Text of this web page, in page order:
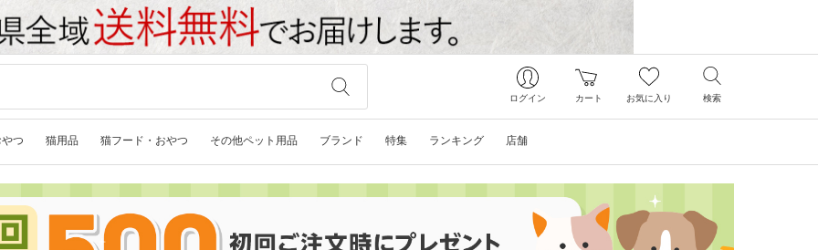
ログイン カート お気に入り 検索
つ 猫用品 猫フード・おやつ その他ペット用品 ブランド 特集 ランキング 店舗